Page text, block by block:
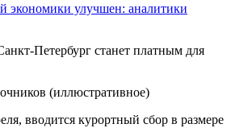
экономики улучшен: аналитики
(иллюстративное)
вводится курортный сбор в размере